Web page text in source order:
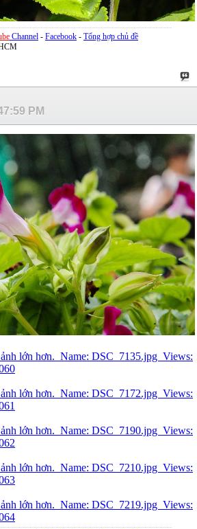
Channel - Facebook - Tổng hợp chủ đề
PM